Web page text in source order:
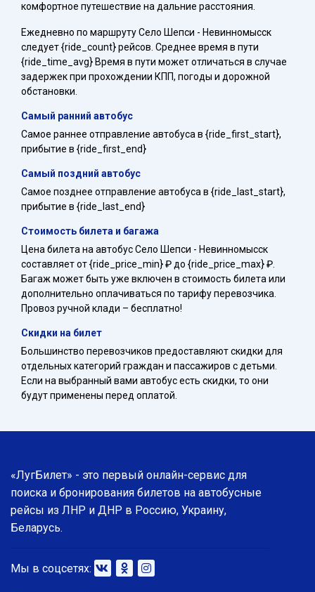
комфортное путешествие на дальние расстояния.
Ежедневно по маршруту Село Шепси - Невинномысск
следует {ride_count} рейсов. Среднее время в пути
{ride_time_avg} Время в пути может отличаться в случае
задержек при прохождении КПП, погоды и дорожной
обстановки.
Самый ранний автобус
Самое раннее отправление автобуса в {ride_first_start},
прибытие в {ride_first_end}
Самый поздний автобус
Самое позднее отправление автобуса в {ride_last_start},
прибытие в {ride_last_end}
Стоимость билета и багажа
Цена билета на автобус Село Шепси - Невинномысск
составляет от {ride_price_min} ₽ до {ride_price_max} ₽.
Багаж может быть уже включен в стоимость билета или
дополнительно оплачиваться по тарифу перевозчика.
Провоз ручной клади – бесплатно!
Скидки на билет
Большинство перевозчиков предоставляют скидки для
отдельных категорий граждан и пассажиров с детьми.
Если на выбранный вами автобус есть скидки, то они
будут применены перед оплатой.
«ЛугБилет» - это первый онлайн-сервис для
поиска и бронирования билетов на автобусные
рейсы из ЛНР и ДНР в Россию, Украину,
Беларусь.
Мы в соцсетях: